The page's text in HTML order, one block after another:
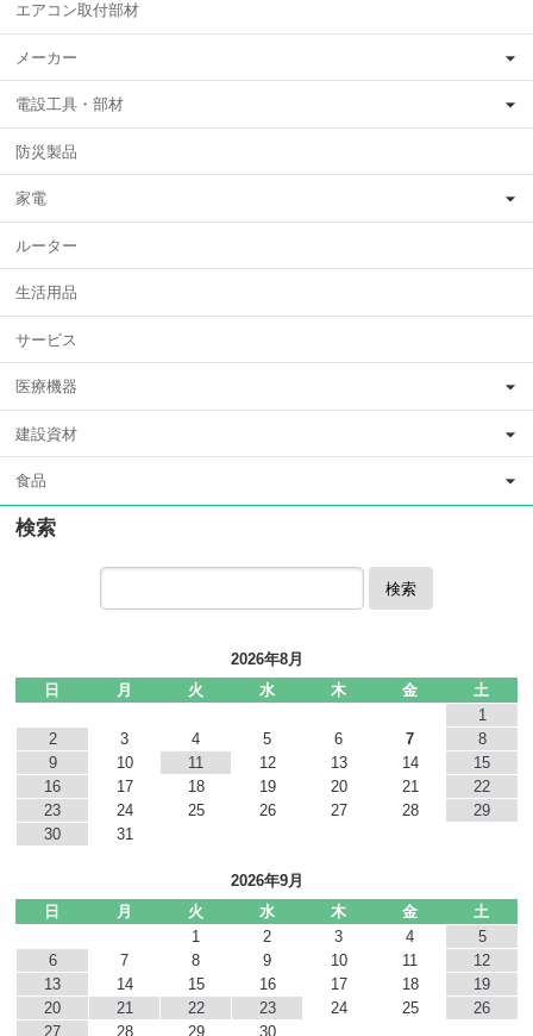
エアコン取付部材
メーカー
電設工具・部材
防災製品
家電
ルーター
生活用品
サービス
医療機器
建設資材
食品
検索
検索
2026年8月
日
月 火 水 木 金
土
1
2
3 4 5 6 7
8
9
10 11 12 13 14
15
16
17 18 19 20 21
22
23
24 25 26 27 28
29
30
31
2026年9月
日
月 火 水 木 金
土
1
2 3 4
5
6
7 8 9 10 11
12
13
14 15 16 17 18
19
20
21 22 23 24 25
26
27
28 29 30